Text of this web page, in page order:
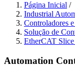
Página Inicial /
Industrial
Controladores
Solução de
EtherCAT
Automation